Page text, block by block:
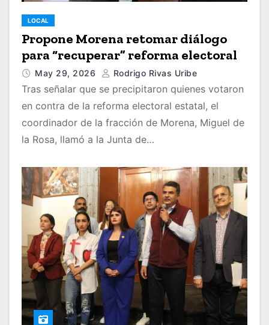
LOCAL
Propone Morena retomar diálogo
para “recuperar” reforma electoral
May 29, 2026 Rodrigo Rivas Uribe
Tras señalar que se precipitaron quienes votaron
en contra de la reforma electoral estatal, el
coordinador de la fracción de Morena, Miguel de
la Rosa, llamó a la Junta de…